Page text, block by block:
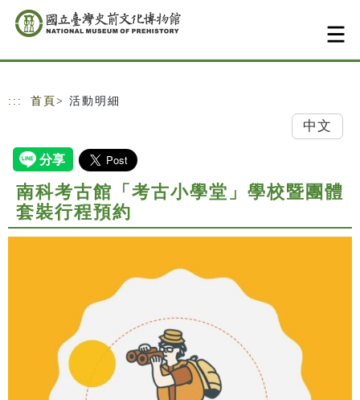
跳到主要內容
網站導覽
::: 首頁 > 活動明細
中文
南科考古館「考古小學堂」學校暨團體
套裝行程預約